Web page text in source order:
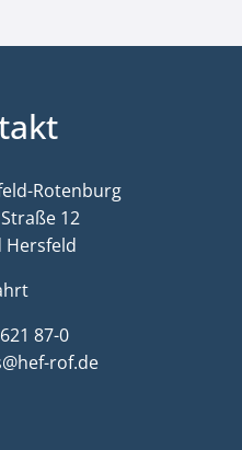
Rotenburg
12
Hersfeld
87-0
rof.de